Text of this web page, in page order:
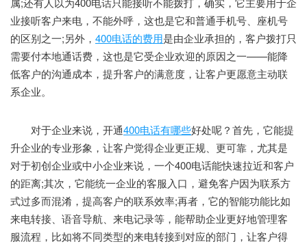
业接听客户来电，不能外呼，这也是它和普通手机号、座机号
的区别之一;另外， 400电话的费用是由企业承担的，客户拨打只
需要付本地通话费，这也是它受企业欢迎的原因之一——能降
低客户的沟通成本，提升客户的满意度，让客户更愿意主动联
系企业。
对于企业来说，开通400电话有哪些好处呢？首先，它能提
升企业的专业形象，让客户觉得企业更正规、更可靠，尤其是
对于初创企业或中小企业来说，一个400电话能快速拉近和客户
的距离;其次，它能统一企业的客服入口，避免客户因为联系方
式过多而混淆，提高客户的联系效率;再者，它的智能功能比如
来电转接、语音导航、来电记录等，能帮助企业更好地管理客
服流程，比如将不同类型的来电转接到对应的部门，让客户得